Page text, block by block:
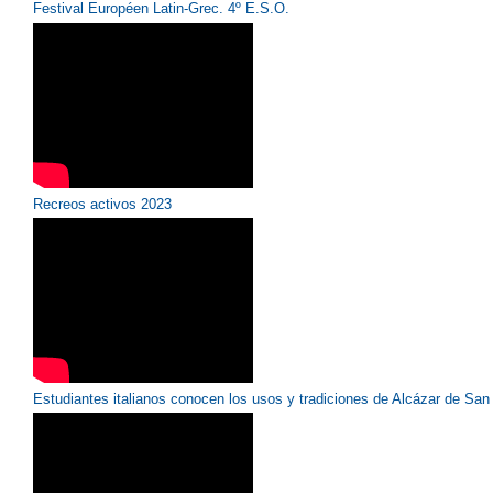
Festival Européen Latin-Grec. 4º E.S.O.
Recreos activos 2023
Estudiantes italianos conocen los usos y tradiciones de Alcázar de San